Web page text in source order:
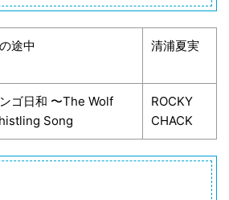
途中 清浦夏実
ゴ日和 〜The Wolf
Song
ROCKY
CHACK